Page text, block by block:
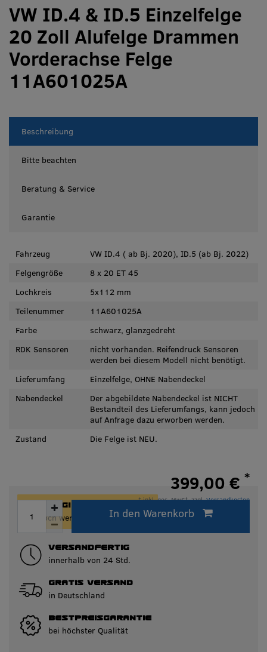
VW ID.4 & ID.5 Einzelfelge
20 Zoll Alufelge Drammen
Vorderachse Felge
11A601025A
Beschreibung
Bitte beachten
Beratung & Service
Garantie
Fahrzeug
VW ID.4 ( ab Bj. 2020), ID.5 (ab Bj. 2022)
Felgengröße
8 x 20 ET 45
Lochkreis
5x112 mm
Teilenummer
11A601025A
Farbe
schwarz, glanzgedreht
RDK Sensoren
nicht vorhanden. Reifendruck Sensoren
werden bei diesem Modell nicht benötigt.
Lieferumfang
Einzelfelge, OHNE Nabendeckel
Nabendeckel
Der abgebildete Nabendeckel ist NICHT
Bestandteil des Lieferumfangs, kann jedoch
auf Anfrage dazu erworben werden.
Zustand
Die Felge ist NEU.
VERSANDFERTIG
innerhalb von 24 Std.
GRATIS VERSAND
in Deutschland
BESTPREISGARANTIE
bei höchster Qualität
ACHTUNG!
Nur noch wenige Artikel auf Lager!
399,00 € *
* inkl. ges. MwSt. zzgl.Versandkosten
Innerhalb von 24h versandfertig.
In den Warenkorb